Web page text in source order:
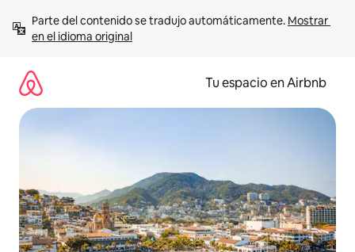
contenido
Parte del contenido se tradujo automáticamente. Mostrar
en el idioma original
Tu espacio en Airbnb